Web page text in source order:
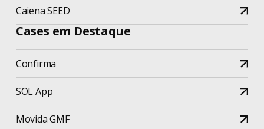
Caiena SEED
Cases em Destaque
Confirma
SOL App
Movida GMF